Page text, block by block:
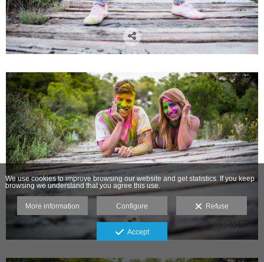
We use cookies to improve browsing our website and get statistics. If you keep
browsing we understand that you agree this use.
More information Configure Refuse
Accept